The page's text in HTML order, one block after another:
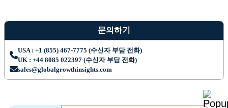
문의하기
USA : +1 (855) 467-7775 (수신자 부담 전화)
UK : +44 8085 022397 (수신자 부담 전화)
sales@globalgrowthinsights.com